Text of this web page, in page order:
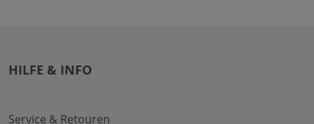
HILFE & INFO
Service & Retouren